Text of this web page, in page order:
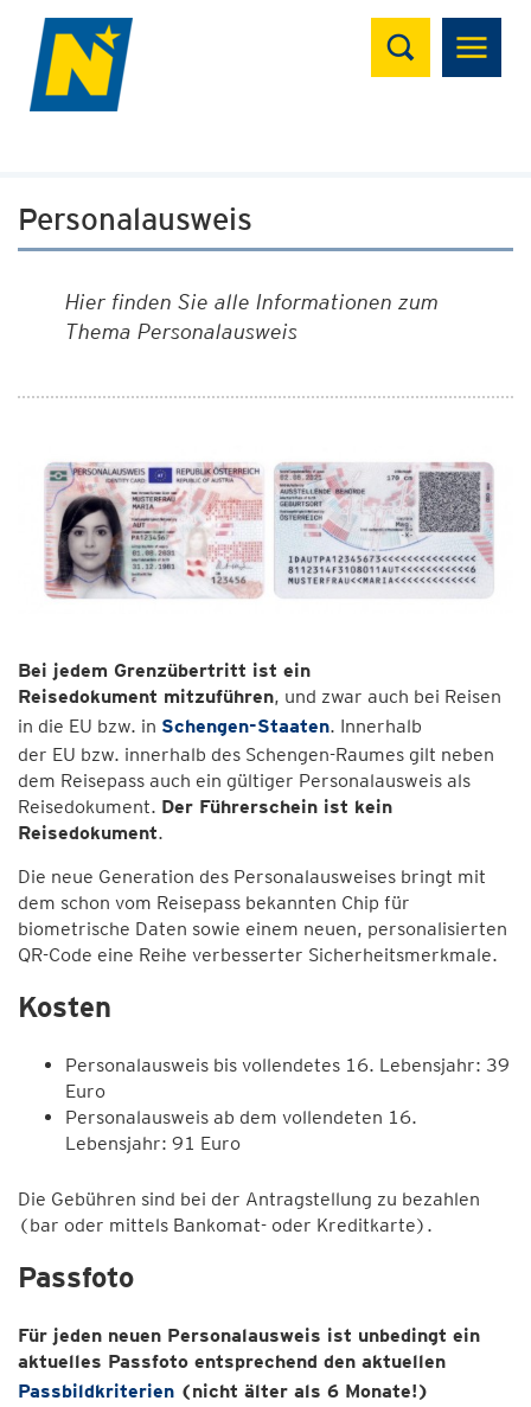
Suchen
Personalausweis
Hier finden Sie alle Informationen zum
Thema Personalausweis
Bei jedem Grenzübertritt ist ein
Reisedokument mitzuführen, und zwar auch bei Reisen
in die EU bzw. in Schengen-Staaten. Innerhalb
der EU bzw. innerhalb des Schengen-Raumes gilt neben
dem Reisepass auch ein gültiger Personalausweis als
Reisedokument. Der Führerschein ist kein
Reisedokument.
Die neue Generation des Personalausweises bringt mit
dem schon vom Reisepass bekannten Chip für
biometrische Daten sowie einem neuen, personalisierten
QR-Code eine Reihe verbesserter Sicherheitsmerkmale.
Kosten
Personalausweis bis vollendetes 16. Lebensjahr: 39
Euro
Personalausweis ab dem vollendeten 16.
Lebensjahr: 91 Euro
Die Gebühren sind bei der Antragstellung zu bezahlen
(bar oder mittels Bankomat- oder Kreditkarte).
Passfoto
Für jeden neuen Personalausweis ist unbedingt ein
aktuelles Passfoto entsprechend den aktuellen
Passbildkriterien (nicht älter als 6 Monate!)